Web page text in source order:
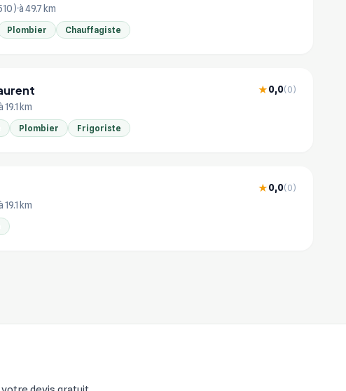
à 49.7 km
Plombier Chauffagiste
★0,0(0)
19.1 km
Plombier Frigoriste
★0,0(0)
19.1 km